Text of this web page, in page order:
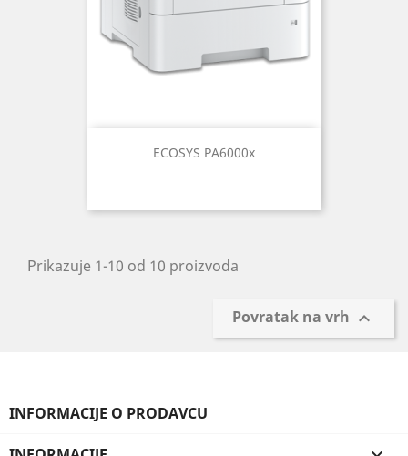
ECOSYS PA6000x
Prikazuje 1-10 od 10 proizvoda
Povratak na vrh 
INFORMACIJE O PRODAVCU